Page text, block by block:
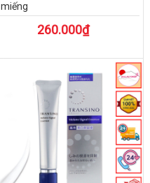
miếng
260.000₫